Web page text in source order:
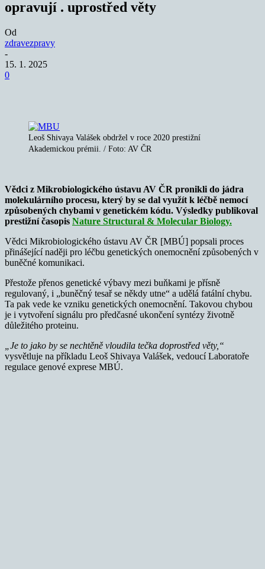
opravují . uprostřed věty
Od
zdravezpravy
-
15. 1. 2025
0
Leoš Shivaya Valášek obdržel v roce 2020 prestižní
Akademickou prémii. / Foto: AV ČR
Vědci z Mikrobiologického ústavu AV ČR pronikli do jádra
molekulárního procesu, který by se dal využít k léčbě nemocí
způsobených chybami v genetickém kódu. Výsledky publikoval
prestižní časopis Nature Structural & Molecular Biology.
Vědci Mikrobiologického ústavu AV ČR [MBÚ] popsali proces
přinášející naději pro léčbu genetických onemocnění způsobených v
buněčné komunikaci.
Přestože přenos genetické výbavy mezi buňkami je přísně
regulovaný, i „buněčný tesař se někdy utne“ a udělá fatální chybu.
Ta pak vede ke vzniku genetických onemocnění. Takovou chybou
je i vytvoření signálu pro předčasné ukončení syntézy životně
důležitého proteinu.
„Je to jako by se nechtěně vloudila tečka doprostřed věty,“
vysvětluje na příkladu Leoš Shivaya Valášek, vedoucí Laboratoře
regulace genové exprese MBÚ.